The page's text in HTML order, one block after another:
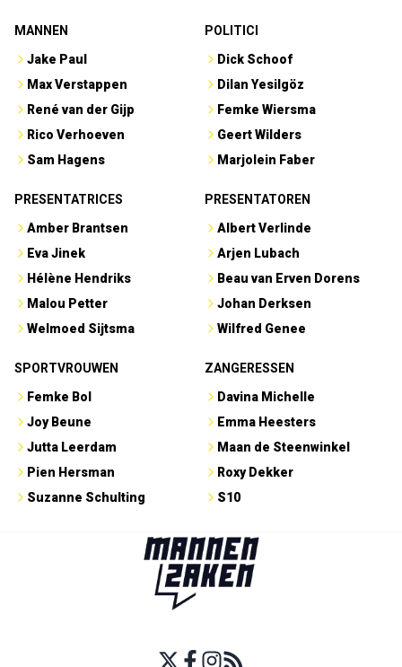
MANNEN
Jake Paul
Max Verstappen
René van der Gijp
Rico Verhoeven
Sam Hagens
POLITICI
Dick Schoof
Dilan Yesilgöz
Femke Wiersma
Geert Wilders
Marjolein Faber
PRESENTATRICES
Amber Brantsen
Eva Jinek
Hélène Hendriks
Malou Petter
Welmoed Sijtsma
PRESENTATOREN
Albert Verlinde
Arjen Lubach
Beau van Erven Dorens
Johan Derksen
Wilfred Genee
SPORTVROUWEN
Femke Bol
Joy Beune
Jutta Leerdam
Pien Hersman
Suzanne Schulting
ZANGERESSEN
Davina Michelle
Emma Heesters
Maan de Steenwinkel
Roxy Dekker
S10